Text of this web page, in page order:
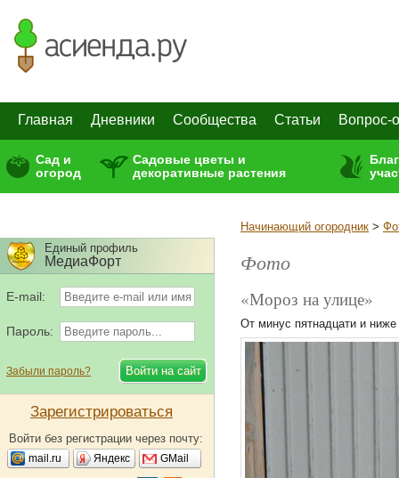
Главная Дневники Сообщества Статьи Вопрос-
Сад и
огород
Садовые цветы и
декоративные растения
Начинающий огородник >
Фото
«Мороз на улице»
От минус пятнадцати и
Единый профиль
МедиаФорт
E-mail:
Пароль:
Забыли пароль?
Зарегистрироваться
Войти без регистрации через почту:
mail.ru Яндекс GMail